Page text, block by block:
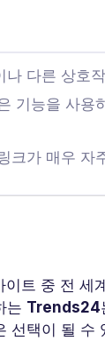
나 다른 상호
기능을 사용
크가 매우 자
트 중 전 세
는 Trends24
선택이 될 수